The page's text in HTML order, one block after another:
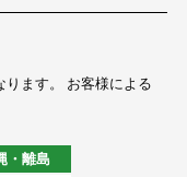
ます。 お客様による
・離島